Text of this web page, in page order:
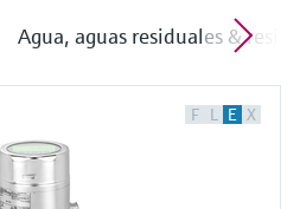
Agua, aguas residuales &
F L E X